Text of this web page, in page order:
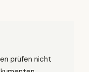
prüfen nicht